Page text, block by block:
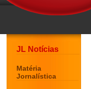
JL Notícias
Matéria
Jornalística